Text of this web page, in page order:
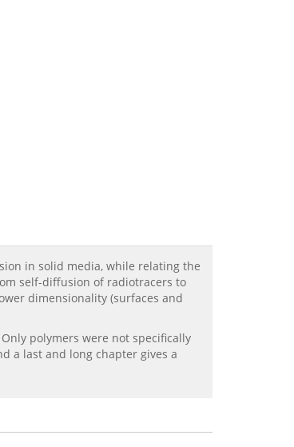
in solid media, while relating the
self-diffusion of radiotracers to
dimensionality (surfaces and
polymers were not specifically
a last and long chapter gives a